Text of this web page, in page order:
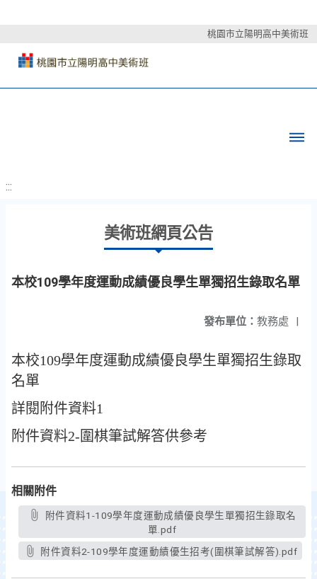
桃園市立陽明高中美術班
:::
美術班網頁公告
本校109學年度運動成績優良學生單獨招生錄取名單
發布單位： 教務處 |
本校109學年度運動成績優良學生單獨招生錄取
名單
詳閱附件資料1
附件資料2-圍棋筆試解答供參考
相關附件
單.pdf
附件資料2-109學年度運動績優生招考(圍棋筆試解答).pdf